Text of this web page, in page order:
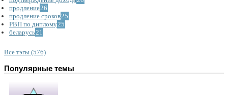
продление26
продление сроков25
РВП по диплому25
беларусь21
Все тэгы (576)
Популярные темы